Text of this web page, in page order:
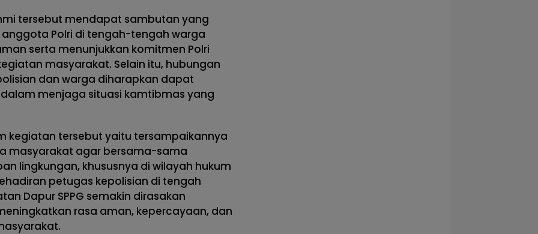
tersebut mendapat sambutan yang
Polri di tengah-tengah warga
serta menunjukkan komitmen Polri
masyarakat. Selain itu, hubungan
dan warga diharapkan dapat
menjaga situasi kamtibmas yang
kegiatan tersebut yaitu tersampaikannya
masyarakat agar bersama-sama
lingkungan, khususnya di wilayah hukum
petugas kepolisian di tengah
Dapur SPPG semakin dirasakan
rasa aman, kepercayaan, dan